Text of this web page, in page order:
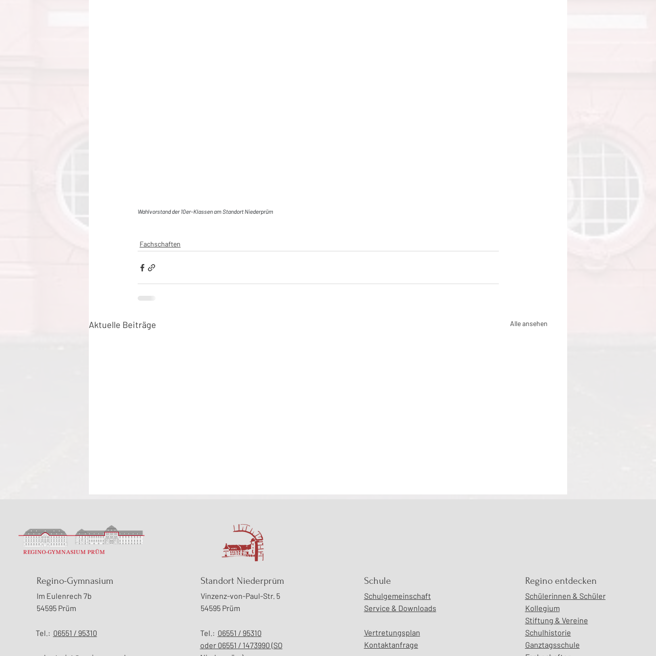
Wahlvorstand der 10er-Klassen am Standort Niederprüm
Fachschaften
Aktuelle Beiträge Alle ansehen
Begegnung mit Robert
Louis Stevenson an der
Stadtentwicklung vor Ort
erleben – Exkursion der
Erdkunde-Leistungskurse
Make Mythos Great Again
Regino-Gymnasium
Im Eulenrech 7b
54595 Prüm
Tel.: 06551 / 95310
Standort Niederprüm
Vinzenz-von-Paul-Str. 5
54595 Prüm
Tel.: 06551 / 95310
oder 06551 / 1473990 (SO
Schule
Schulgemeinschaft
Service & Downloads
Vertretungsplan
Kontaktanfrage
Regino entdecken
Schülerinnen & Schüler
Kollegium
Stiftung & Vereine
Schulhistorie
Ganztagsschule